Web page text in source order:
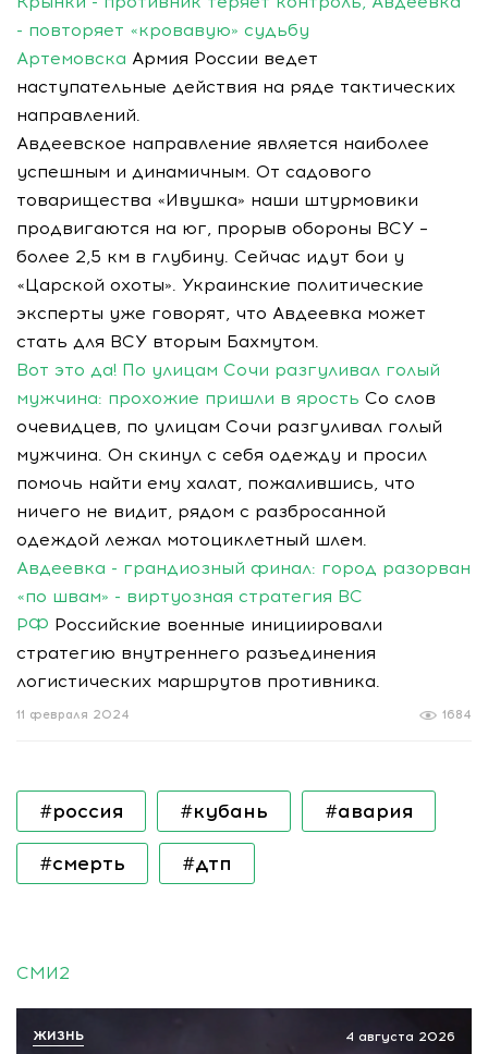
- повторяет «кровавую» судьбу
Артемовска Армия России ведет
наступательные действия на ряде тактических
направлений.
Авдеевское направление является наиболее
успешным и динамичным. От садового
товарищества «Ивушка» наши штурмовики
продвигаются на юг, прорыв обороны ВСУ –
более 2,5 км в глубину. Сейчас идут бои у
«Царской охоты». Украинские политические
эксперты уже говорят, что Авдеевка может
стать для ВСУ вторым Бахмутом.
Вот это да! По улицам Сочи разгуливал голый
мужчина: прохожие пришли в ярость Со слов
очевидцев, по улицам Сочи разгуливал голый
мужчина. Он скинул с себя одежду и просил
помочь найти ему халат, пожалившись, что
ничего не видит, рядом с разбросанной
одеждой лежал мотоциклетный шлем.
Авдеевка - грандиозный финал: город разорван
«по швам» - виртуозная стратегия ВС
РФ Российские военные инициировали
стратегию внутреннего разъединения
логистических маршрутов противника.
1684
11 февраля 2024
#россия #кубань #авария
#смерть #дтп
СМИ2
4 августа 2026
ЖИЗНЬ